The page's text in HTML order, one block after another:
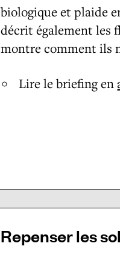
biologique et plaide
décrit également les
montre comment ils
Lire le briefing en
Repenser les